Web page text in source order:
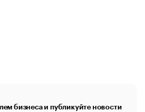
бизнеса и публикуйте новости